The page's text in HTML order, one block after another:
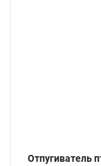
Отпугиватель